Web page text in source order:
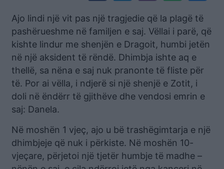
Ajo lindi një vit pas një tragjedie që la plagë të
pashërueshme në familjen e saj. Vëllai i parë, që
kishte lindur me shenjën e Dragoit, humbi jetën
në një aksident të rëndë. Dhimbja ishte aq e
thellë, sa nëna e saj nuk pranonte të fliste për
të. Por ai vëlla, i ndjerë si një shenjë e Zotit, i
doli në ëndërr të gjithëve dhe vendosi emrin e
saj: Danela.
Në moshën 1 vjeç, ajo u bë trashëgimtarja e një
dhimbjeje që nuk i përkiste. Në moshën 10-
vjeçare, përjetoi një tjetër humbje të madhe –